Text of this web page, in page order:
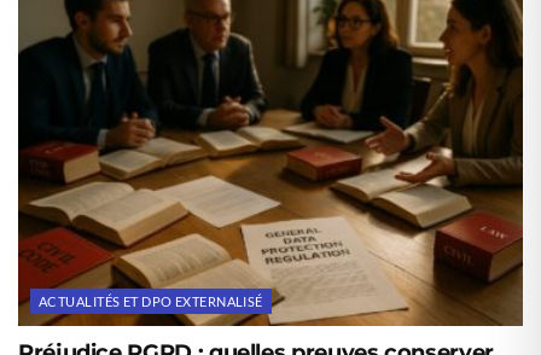
ACTUALITÉS ET DPO EXTERNALISÉ